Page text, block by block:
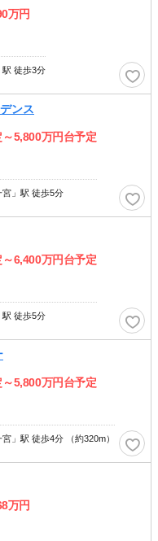
万円
駅 徒歩3分
ンス
5,800万円台予定
」駅 徒歩5分
6,400万円台予定
駅 徒歩5分
5,800万円台予定
東海道本線 「尾張一宮」駅 徒歩4分 （約320m）
万円